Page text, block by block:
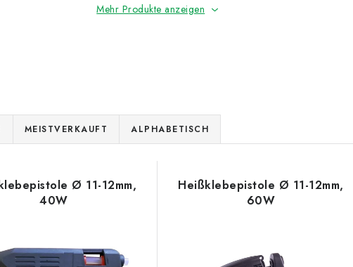
Mehr Produkte anzeigen
MEISTVERKAUFT ALPHABETISCH
Ø 11-12mm,
40W
Heißklebepistole Ø 11-12mm,
60W